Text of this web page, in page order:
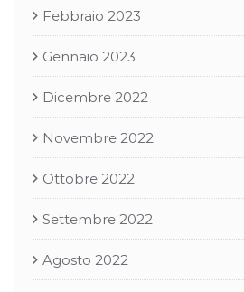
Febbraio 2023
Gennaio 2023
Dicembre 2022
Novembre 2022
Ottobre 2022
Settembre 2022
Agosto 2022